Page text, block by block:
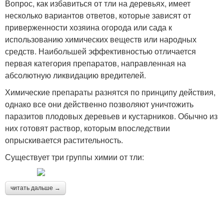
Вопрос, как избавиться от тли на деревьях, имеет
несколько вариантов ответов, которые зависят от
приверженности хозяина огорода или сада к
использованию химических веществ или народных
средств. Наибольшей эффективностью отличается
первая категория препаратов, направленная на
абсолютную ликвидацию вредителей.
Химические препараты разнятся по принципу действия,
однако все они действенно позволяют уничтожить
паразитов плодовых деревьев и кустарников. Обычно из
них готовят раствор, которым впоследствии
опрыскивается растительность.
Существует три группы химии от тли:
читать дальше →